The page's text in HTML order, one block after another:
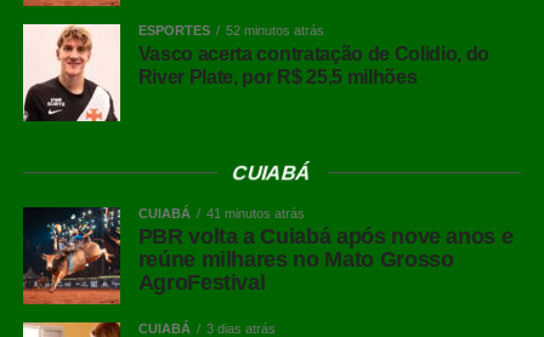
ESPORTES 52 minutos atrás
Vasco acerta contratação de Colidio, do
River Plate, por R$ 25,5 milhões
CUIABÁ
CUIABÁ 41 minutos atrás
PBR volta a Cuiabá após nove anos e
reúne milhares no Mato Grosso
AgroFestival
CUIABÁ 3 dias atrás